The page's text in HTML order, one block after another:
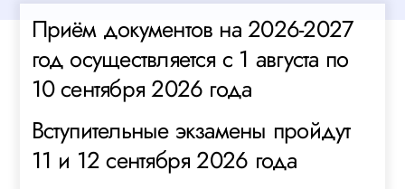
Приём документов на 2026-2027
год осуществляется с 1 августа по
10 сентября 2026 года
Вступительные экзамены пройдут
11 и 12 сентября 2026 года